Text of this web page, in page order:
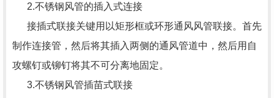
2.不锈钢风管的插入式连接
接插式联接关键用以矩形框或环形通风风管联接。首先
制作连接管，然后将其插入两侧的通风管道中，然后用自
攻螺钉或铆钉将其不可分离地固定。
3.不锈钢风管插苗式联接